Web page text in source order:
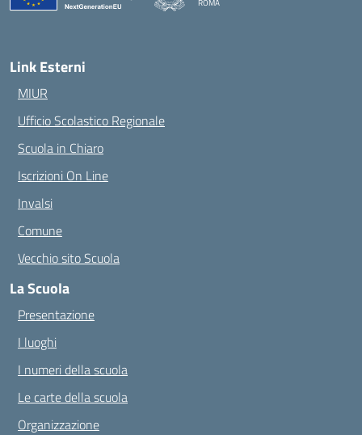
ROMA
Link Esterni
MIUR
Ufficio Scolastico Regionale
Scuola in Chiaro
Iscrizioni On Line
Invalsi
Comune
Vecchio sito Scuola
La Scuola
Presentazione
I luoghi
I numeri della scuola
Le carte della scuola
Organizzazione